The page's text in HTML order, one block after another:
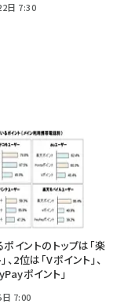
日 7:30
イントのトップは「楽
、2位は「Vポイント」、
ポイント」
7:00